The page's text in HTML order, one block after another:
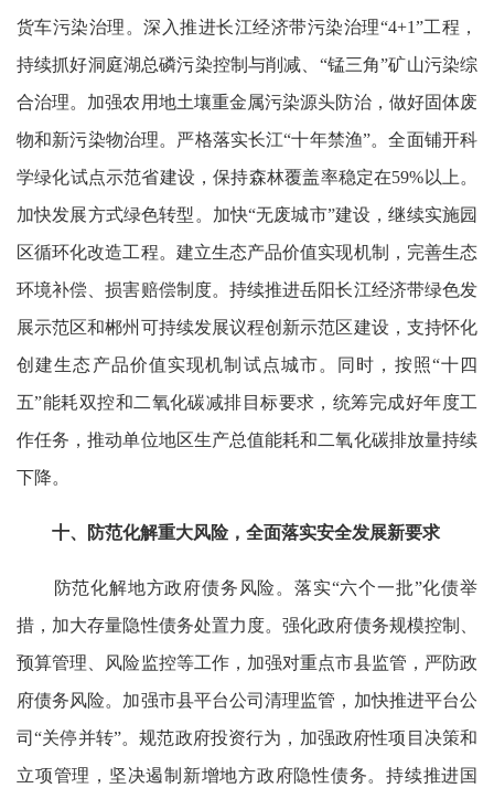
货车污染治理。深入推进长江经济带污染治理“4+1”工程，
持续抓好洞庭湖总磷污染控制与削减、“锰三角”矿山污染综
合治理。加强农用地土壤重金属污染源头防治，做好固体废
物和新污染物治理。严格落实长江“十年禁渔”。全面铺开科
学绿化试点示范省建设，保持森林覆盖率稳定在59%以上。
加快发展方式绿色转型。加快“无废城市”建设，继续实施园
区循环化改造工程。建立生态产品价值实现机制，完善生态
环境补偿、损害赔偿制度。持续推进岳阳长江经济带绿色发
展示范区和郴州可持续发展议程创新示范区建设，支持怀化
创建生态产品价值实现机制试点城市。同时，按照“十四
五”能耗双控和二氧化碳减排目标要求，统筹完成好年度工
作任务，推动单位地区生产总值能耗和二氧化碳排放量持续
下降。
十、防范化解重大风险，全面落实安全发展新要求
防范化解地方政府债务风险。落实“六个一批”化债举
措，加大存量隐性债务处置力度。强化政府债务规模控制、
预算管理、风险监控等工作，加强对重点市县监管，严防政
府债务风险。加强市县平台公司清理监管，加快推进平台公
司“关停并转”。规范政府投资行为，加强政府性项目决策和
立项管理，坚决遏制新增地方政府隐性债务。持续推进国